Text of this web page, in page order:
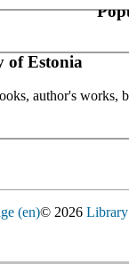
Estonia
author's
(en)© 2026